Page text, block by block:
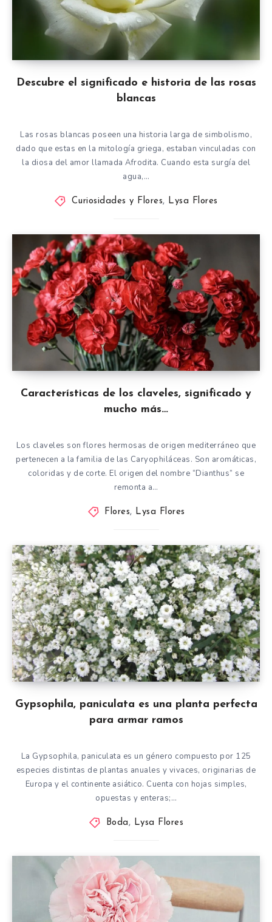
Descubre el significado e historia de las rosas
blancas
Las rosas blancas poseen una historia larga de simbolismo,
dado que estas en la mitología griega, estaban vinculadas con
la diosa del amor llamada Afrodita. Cuando esta surgía del
agua,…
Curiosidades y Flores, Lysa Flores
Características de los claveles, significado y
mucho más…
Los claveles son flores hermosas de origen mediterráneo que
pertenecen a la familia de las Caryophiláceas. Son aromáticas,
coloridas y de corte. El origen del nombre “Dianthus” se
remonta a…
Flores, Lysa Flores
Gypsophila, paniculata es una planta perfecta
para armar ramos
La Gypsophila, paniculata es un género compuesto por 125
especies distintas de plantas anuales y vivaces, originarias de
Europa y el continente asiático. Cuenta con hojas simples,
opuestas y enteras;…
Boda, Lysa Flores